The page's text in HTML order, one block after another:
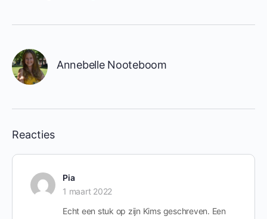
Annebelle Nooteboom
Reacties
Pia
1 maart 2022
Echt een stuk op zijn Kims geschreven. Een